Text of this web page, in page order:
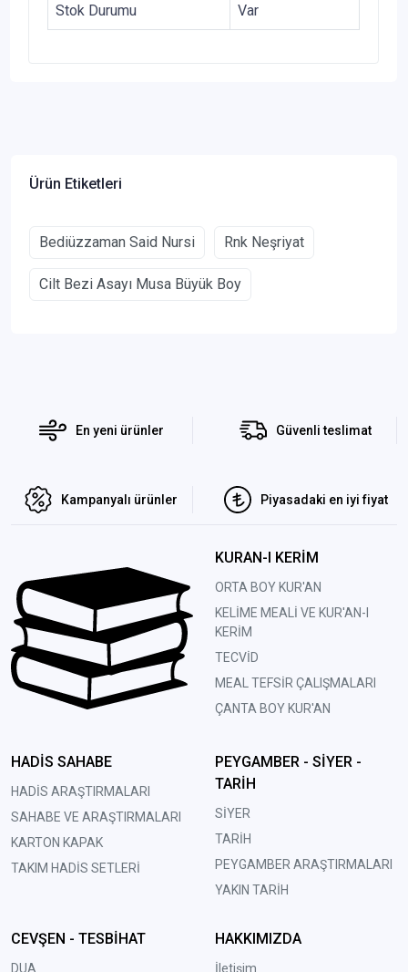
Stok Durumu Var
Ürün Etiketleri
Bediüzzaman Said Nursi Rnk Neşriyat
Cilt Bezi Asayı Musa Büyük Boy
En yeni ürünler Güvenli teslimat
Kampanyalı ürünler Piyasadaki en iyi fiyat
KURAN-I KERİM
ORTA BOY KUR'AN
KELİME MEALİ VE KUR'AN-I
KERİM
TECVİD
MEAL TEFSİR ÇALIŞMALARI
ÇANTA BOY KUR'AN
HADİS SAHABE
HADİS ARAŞTIRMALARI
SAHABE VE ARAŞTIRMALARI
KARTON KAPAK
TAKIM HADİS SETLERİ
PEYGAMBER - SİYER -
TARİH
SİYER
TARİH
PEYGAMBER ARAŞTIRMALARI
YAKIN TARİH
CEVŞEN - TESBİHAT
DUA
HAKKIMIZDA
İletişim